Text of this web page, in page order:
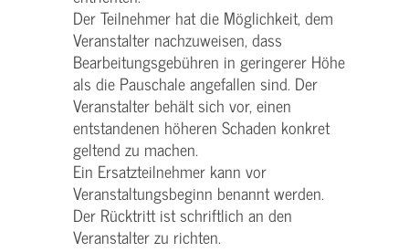
Der Teilnehmer hat die Möglichkeit, dem
Veranstalter nachzuweisen, dass
Bearbeitungsgebühren in geringerer Höhe
als die Pauschale angefallen sind. Der
Veranstalter behält sich vor, einen
entstandenen höheren Schaden konkret
geltend zu machen.
Ein Ersatzteilnehmer kann vor
Veranstaltungsbeginn benannt werden.
Der Rücktritt ist schriftlich an den
Veranstalter zu richten.